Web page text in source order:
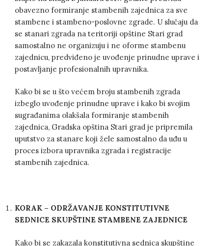
obavezno formiranje stambenih zajednica za sve
stambene i stambeno-poslovne zgrade. U slučaju da
se stanari zgrada na teritoriji opštine Stari grad
samostalno ne organizuju i ne oforme stambenu
zajednicu, predviđeno je uvođenje prinudne uprave i
postavljanje profesionalnih upravnika.
Kako bi se u što većem broju stambenih zgrada
izbeglo uvođenje prinudne uprave i kako bi svojim
sugrađanima olakšala formiranje stambenih
zajednica, Gradska opština Stari grad je pripremila
uputstvo za stanare koji žele samostalno da uđu u
proces izbora upravnika zgrada i registracije
stambenih zajednica.
KORAK – ODRŽAVANJE KONSTITUTIVNE
SEDNICE SKUPŠTINE STAMBENE ZAJEDNICE
Kako bi se zakazala konstitutivna sednica skupštine